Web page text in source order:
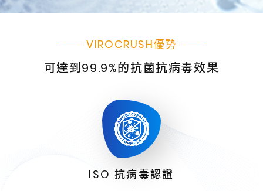
VIROCRUSH優勢
可達到99.9%的抗菌抗病毒效果
ISO 抗病毒認證